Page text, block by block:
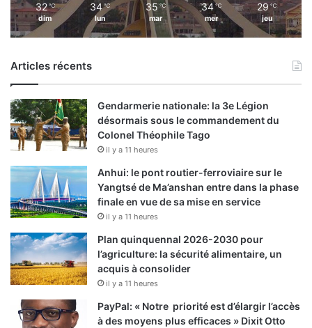
32 ℃
dim
34 ℃
lun
35 ℃
mar
34 ℃
mer
29 ℃
jeu
Articles récents
Gendarmerie nationale: la 3e Légion
désormais sous le commandement du
Colonel Théophile Tago
il y a 11 heures
Anhui: le pont routier-ferroviaire sur le
Yangtsé de Ma’anshan entre dans la phase
finale en vue de sa mise en service
il y a 11 heures
Plan quinquennal 2026-2030 pour
l’agriculture: la sécurité alimentaire, un
acquis à consolider
il y a 11 heures
PayPal: « Notre priorité est d’élargir l’accès
à des moyens plus efficaces » Dixit Otto